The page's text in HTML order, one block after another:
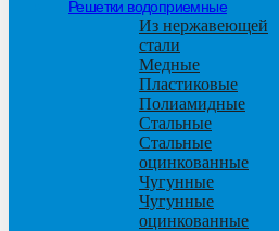
Решетки водоприемные
Из нержавеющей
стали
Медные
Пластиковые
Полиамидные
Стальные
Стальные
оцинкованные
Чугунные
Чугунные
оцинкованные